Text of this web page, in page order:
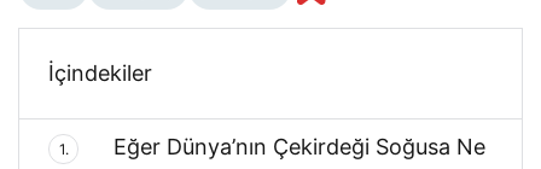
İçindekiler
1.
Eğer Dünya’nın Çekirdeği Soğusa Ne